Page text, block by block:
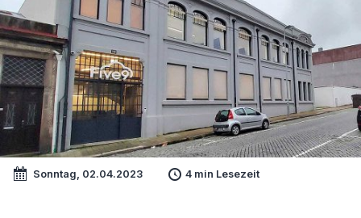
Sonntag, 02.04.2023 4 min Lesezeit